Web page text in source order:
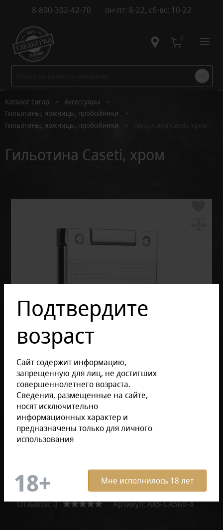
8-800-302-42-70 пн-пт: 8-22, сб-вс: 10-22
Контакты 0
Каталог сигар Аксессуары
Гильотины, ножницы, пробойники
Гильотины, ножницы, пробойники Гильотина Caseti, хром
Гильотина Caseti, хром
Подтвердите
возраст
Сайт содержит информацию,
запрещенную для лиц, не достигших
совершеннолетнего возраста.
Сведения, размещенные на сайте,
носят исключительно
информационных характер и
предназначены только для личного
использования
Мне исполнилось 18 лет
Отзывов: 0 Артикул:AKS-CA560-4